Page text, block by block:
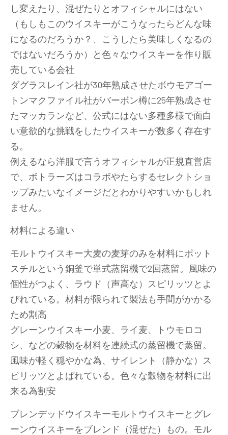
し変えたり、混ぜたりとオフィシャルにはない
（もしもこのウイスキーがこうなったらどんな味
になるのだろうか？、こうしたら美味しくなるの
ではないだろうか）と色々なウイスキーを作り販
売している会社
ダグラスレイン社が30年熟成させたボウモアゴー
トンマクファイル社がバーボン樽に25年熟成させ
たマッカランなど、公式にはない多種多様で面白
い意欲的な挑戦をしたウイスキーが数多く存在す
る。
例えるなら洋服で言うオフィシャルが正規直営店
で、ボトラーズはコラボやたらするセレクトショ
ップみたいなイメージだとわかりやすいかもしれ
ません。
材料による違い
モルトウイスキー大麦の麦芽のみを材料にポット
スチルという銅釜で単式蒸留機で2回蒸留。風味の
個性がつよく、ラウド（声高な）スピリッツとよ
びれている。材料が限られて製法も手間がかかる
ため割高
グレーンウイスキー小麦、ライ麦、トウモロコ
シ、などの穀物を材料を連続式の蒸留機で蒸留。
風味が軽く穏やかな為、サイレント（静かな）ス
ピリッツとよばれている。色々な穀物を材料に出
来る為割安
ブレンデッドウイスキーモルトウイスキーとグレ
ーンウイスキーをブレンド（混ぜた）もの。モル